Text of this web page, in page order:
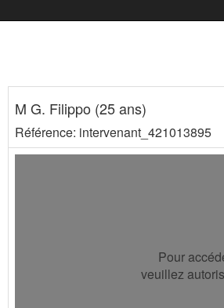
M G. Filippo (25 ans)
Référence: intervenant_421013895
Pour
veuillez